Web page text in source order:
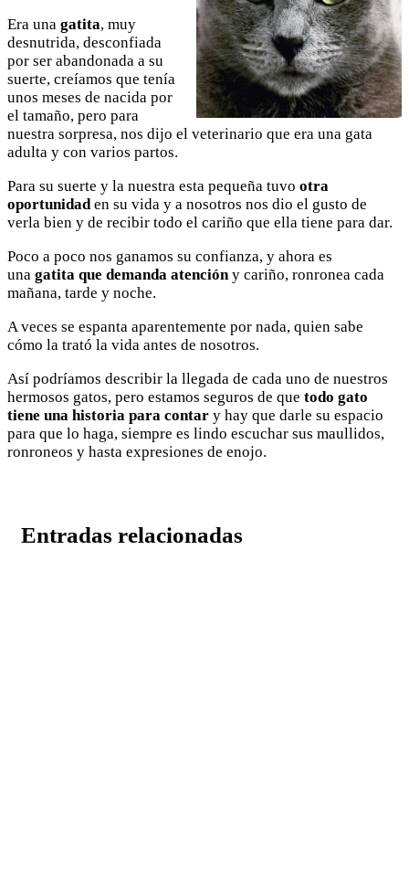
Era una gatita, muy
desnutrida, desconfiada
por ser abandonada a su
suerte, creíamos que tenía
unos meses de nacida por
el tamaño, pero para
nuestra sorpresa, nos dijo el veterinario que era una gata
adulta y con varios partos.
Para su suerte y la nuestra esta pequeña tuvo otra
oportunidaden su vida y a nosotros nos dio el gusto de
verla bien y de recibir todo el cariño que ella tiene para dar.
Poco a poco nos ganamos su confianza, y ahora es
una gatita que demanda atencióny cariño, ronronea cada
mañana, tarde y noche.
A veces se espanta aparentemente por nada, quien sabe
cómo la trató la vida antes de nosotros.
Así podríamos describir la llegada de cada uno de nuestros
hermosos gatos, pero estamos seguros de que todo gato
tiene una historia para contar y hay que darle su espacio
para que lo haga, siempre es lindo escuchar sus maullidos,
ronroneos y hasta expresiones de enojo.
Entradas relacionadas